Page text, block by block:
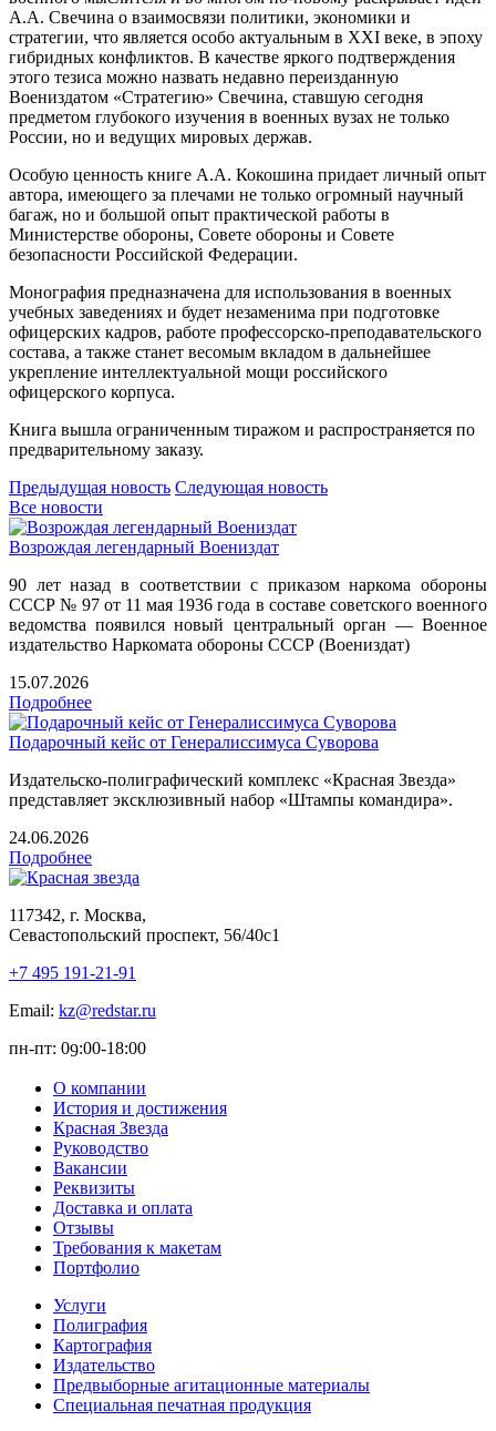
А.А. Свечина о взаимосвязи политики, экономики и
стратегии, что является особо актуальным в XXI веке, в эпоху
гибридных конфликтов. В качестве яркого подтверждения
этого тезиса можно назвать недавно переизданную
Воениздатом «Стратегию» Свечина, ставшую сегодня
предметом глубокого изучения в военных вузах не только
России, но и ведущих мировых держав.
Особую ценность книге А.А. Кокошина придает личный опыт
автора, имеющего за плечами не только огромный научный
багаж, но и большой опыт практической работы в
Министерстве обороны, Совете обороны и Совете
безопасности Российской Федерации.
Монография предназначена для использования в военных
учебных заведениях и будет незаменима при подготовке
офицерских кадров, работе профессорско-преподавательского
состава, а также станет весомым вкладом в дальнейшее
укрепление интеллектуальной мощи российского
офицерского корпуса.
Книга вышла ограниченным тиражом и распространяется по
предварительному заказу.
Предыдущая новость Следующая новость
Все новости
Возрождая легендарный Воениздат
90 лет назад в соответствии с приказом наркома обороны
СССР № 97 от 11 мая 1936 года в составе советского военного
ведомства появился новый центральный орган — Военное
издательство Наркомата обороны СССР (Воениздат)
15.07.2026
Подробнее
Подарочный кейс от Генералиссимуса Суворова
Издательско-полиграфический комплекс «Красная Звезда»
представляет эксклюзивный набор «Штампы командира».
24.06.2026
Подробнее
117342, г. Москва,
Севастопольский проспект, 56/40с1
+7 495 191-21-91
Email: kz@redstar.ru
пн-пт: 09:00-18:00
О компании
История и достижения
Красная Звезда
Руководство
Вакансии
Реквизиты
Доставка и оплата
Отзывы
Требования к макетам
Портфолио
Услуги
Полиграфия
Картография
Издательство
Предвыборные агитационные материалы
Специальная печатная продукция